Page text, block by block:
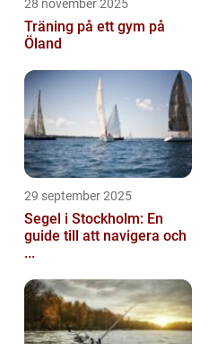
28 november 2025
Träning på ett gym på
Öland
29 september 2025
Segel i Stockholm: En
guide till att navigera och
...